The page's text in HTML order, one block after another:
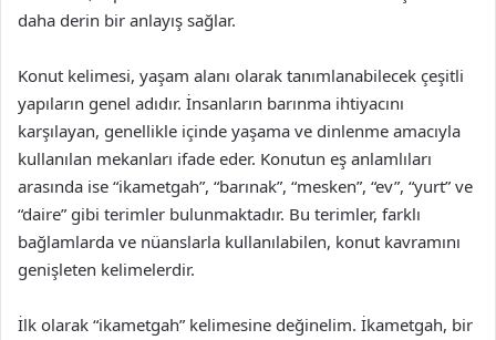
daha derin bir anlayış sağlar.
Konut kelimesi, yaşam alanı olarak tanımlanabilecek çeşitli
yapıların genel adıdır. İnsanların barınma ihtiyacını
karşılayan, genellikle içinde yaşama ve dinlenme amacıyla
kullanılan mekanları ifade eder. Konutun eş anlamlıları
arasında ise “ikametgah”, “barınak”, “mesken”, “ev”, “yurt” ve
“daire” gibi terimler bulunmaktadır. Bu terimler, farklı
bağlamlarda ve nüanslarla kullanılabilen, konut kavramını
genişleten kelimelerdir.
İlk olarak “ikametgah” kelimesine değinelim. İkametgah, bir